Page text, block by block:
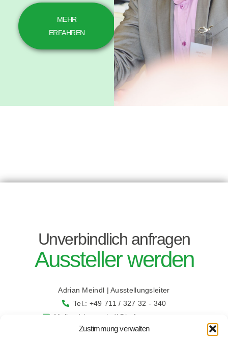
Zustimmung verwalten
MEHR
ERFAHREN
Unverbindlich anfragen
Aussteller werden
Adrian Meindl | Ausstellungsleiter
Tel.: +49 711 / 327 32 - 340
Mail: adrian.meindl@bcf-congress.com